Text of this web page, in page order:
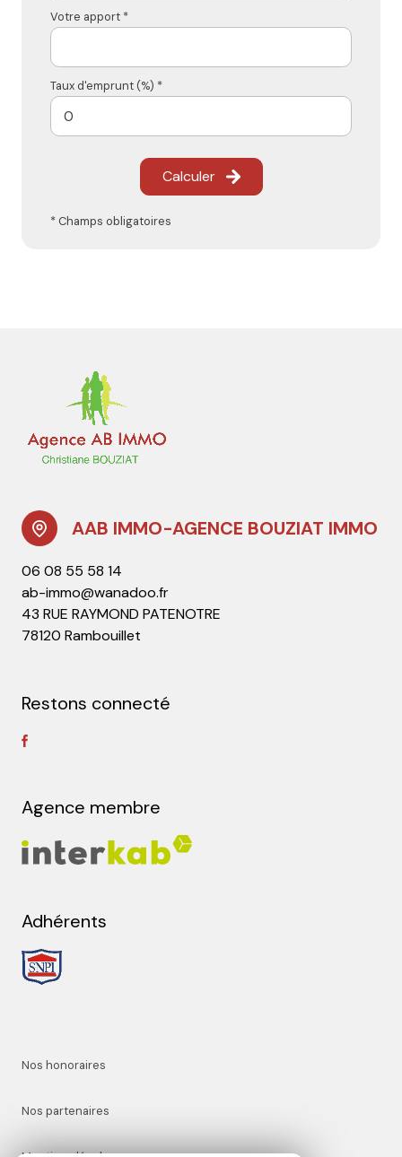
Votre apport *
Taux d'emprunt (%) *
Calculer
* Champs obligatoires
AAB IMMO-AGENCE BOUZIAT IMMO
06 08 55 58 14
ab-immo@wanadoo.fr
43 RUE RAYMOND PATENOTRE
78120 Rambouillet
Restons connecté
Agence membre
Adhérents
Nos honoraires
Nos partenaires